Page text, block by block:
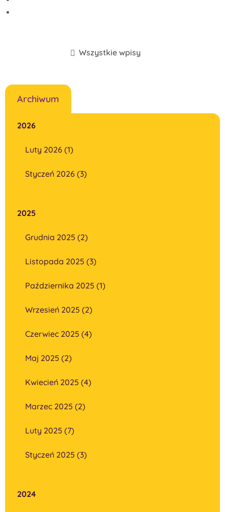
Wszystkie wpisy
Archiwum
2026
Luty 2026 (1)
Styczeń 2026 (3)
2025
Grudnia 2025 (2)
Listopada 2025 (3)
Października 2025 (1)
Wrzesień 2025 (2)
Czerwiec 2025 (4)
Maj 2025 (2)
Kwiecień 2025 (4)
Marzec 2025 (2)
Luty 2025 (7)
Styczeń 2025 (3)
2024